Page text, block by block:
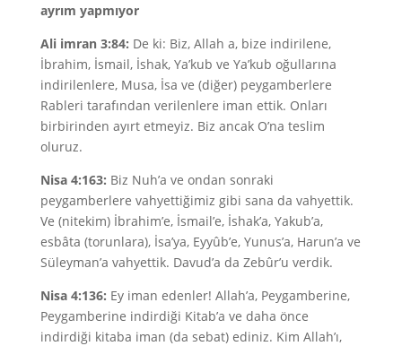
ayrım yapmıyor
Ali imran 3:84: De ki: Biz, Allah a, bize indirilene,
İbrahim, İsmail, İshak, Ya’kub ve Ya’kub oğullarına
indirilenlere, Musa, İsa ve (diğer) peygamberlere
Rableri tarafından verilenlere iman ettik. Onları
birbirinden ayırt etmeyiz. Biz ancak O’na teslim
oluruz.
Nisa 4:163: Biz Nuh’a ve ondan sonraki
peygamberlere vahyettiğimiz gibi sana da vahyettik.
Ve (nitekim) İbrahim’e, İsmail’e, İshak’a, Yakub’a,
esbâta (torunlara), İsa’ya, Eyyûb’e, Yunus’a, Harun’a ve
Süleyman’a vahyettik. Davud’a da Zebûr’u verdik.
Nisa 4:136: Ey iman edenler! Allah’a, Peygamberine,
Peygamberine indirdiği Kitab’a ve daha önce
indirdiği kitaba iman (da sebat) ediniz. Kim Allah’ı,